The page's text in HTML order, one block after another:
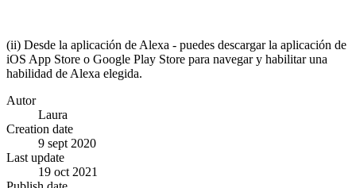
(ii) Desde la aplicación de Alexa - puedes descargar la aplicación de
iOS App Store o Google Play Store para navegar y habilitar una
habilidad de Alexa elegida.
Autor
Laura
Creation date
9 sept 2020
Last update
19 oct 2021